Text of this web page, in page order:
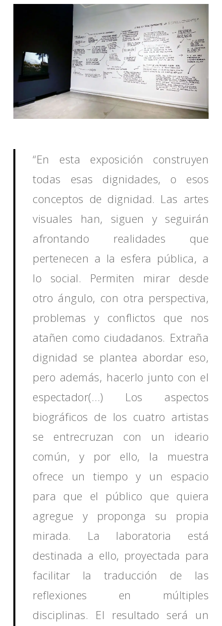
“En esta exposición construyen
todas esas dignidades, o esos
conceptos de dignidad. Las artes
visuales han, siguen y seguirán
afrontando realidades que
pertenecen a la esfera pública, a
lo social. Permiten mirar desde
otro ángulo, con otra perspectiva,
problemas y conflictos que nos
atañen como ciudadanos. Extraña
dignidad se plantea abordar eso,
pero además, hacerlo junto con el
espectador(…) Los aspectos
biográficos de los cuatro artistas
se entrecruzan con un ideario
común, y por ello, la muestra
ofrece un tiempo y un espacio
para que el público que quiera
agregue y proponga su propia
mirada. La laboratoria está
destinada a ello, proyectada para
facilitar la traducción de las
reflexiones en múltiples
disciplinas. El resultado será un